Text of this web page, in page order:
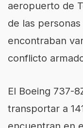
aeropuerto de
de las
encontraban
conflicto
El Boeing 737-
transportar a